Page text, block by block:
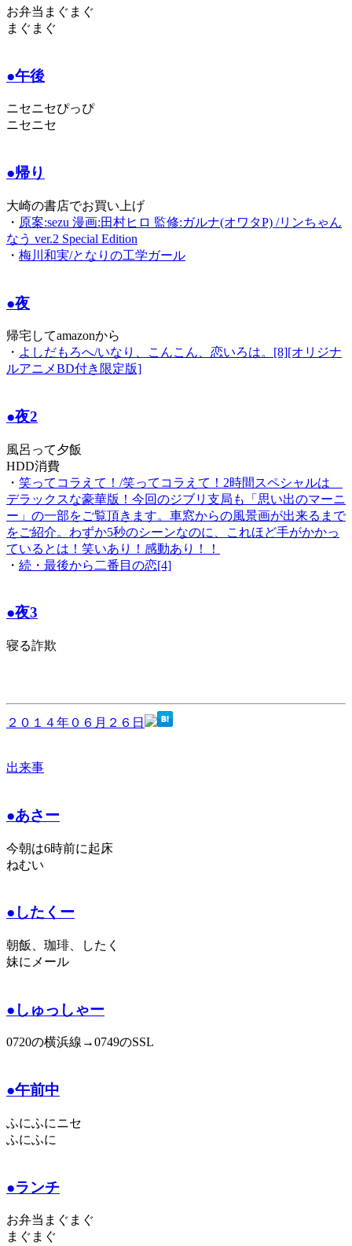
お弁当まぐまぐ
まぐまぐ
●午後
ニセニセぴっぴ
ニセニセ
●帰り
大崎の書店でお買い上げ
・ 原案:sezu 漫画:田村ヒロ 監修:ガルナ(オワタP) /リンちゃん
なう ver.2 Special Edition
・ 梅川和実/となりの工学ガール
●夜
帰宅してamazonから
・ よしだもろへ/いなり、こんこん、恋いろは。[8][オリジナ
ルアニメBD付き限定版]
●夜2
風呂って夕飯
HDD消費
・ 笑ってコラえて！/笑ってコラえて！2時間スペシャルは
デラックスな豪華版！今回のジブリ支局も「思い出のマーニ
ー」の一部をご覧頂きます。車窓からの風景画が出来るまで
をご紹介。わずか5秒のシーンなのに、これほど手がかかっ
ているとは！笑いあり！感動あり！！
・ 続・最後から二番目の恋[4]
●夜3
寝る詐欺
２０１４年０６月２６日
出来事
●あさー
今朝は6時前に起床
ねむい
●したくー
朝飯、珈琲、したく
妹にメール
●しゅっしゃー
0720の横浜線→0749のSSL
●午前中
ふにふにニセ
ふにふに
●ランチ
お弁当まぐまぐ
まぐまぐ